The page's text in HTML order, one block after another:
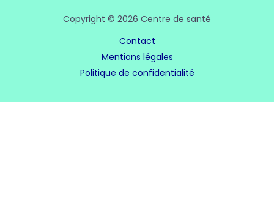
Copyright © 2026 Centre de santé
Contact
Mentions légales
Politique de confidentialité